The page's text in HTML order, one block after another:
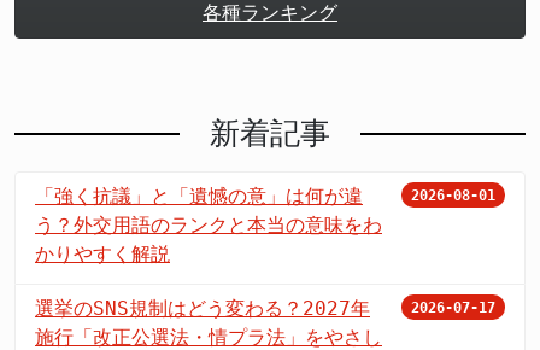
各種ランキング
新着記事
「強く抗議」と「遺憾の意」は何が違
う？外交用語のランクと本当の意味をわ
かりやすく解説
2026-08-01
選挙のSNS規制はどう変わる？2027年
施行「改正公選法・情プラ法」をやさし
2026-07-17